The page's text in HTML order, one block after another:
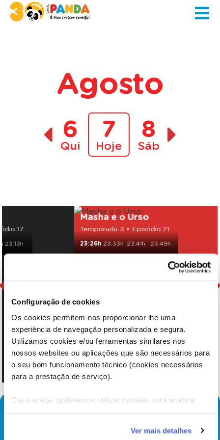
Configuração de cookies
Os cookies permitem-nos proporcionar lhe uma
experiência de navegação personalizada e segura.
Utilizamos cookies e/ou ferramentas similares nos
nossos websites ou aplicações que são necessários para
o seu bom funcionamento técnico (cookies necessários
para a prestação de serviço).
Caso aceite, poderemos utilizar cookies para analisar
funcionalidades (cookies de personalização e
Ver mais detalhes
Agosto
6
Qui
7
Hoje
8
Sáb
17
23:13h
Masha e o Urso
Temporada 3 • Episódio 21
23:26h 23:33h 23:41h 23:49h